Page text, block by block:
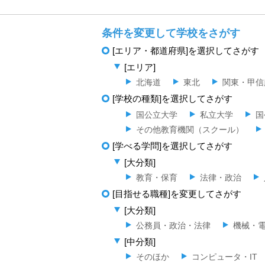
条件を変更して学校をさがす
[エリア・都道府県]を選択してさがす
[エリア]
北海道 東北 関東・甲
[学校の種類]を選択してさがす
国公立大学 私立大学
その他教育機関（スクール）
[学べる学問]を選択してさがす
[大分類]
教育・保育 法律・政治
[目指せる職種]を変更してさがす
[大分類]
公務員・政治・法律 機械・
[中分類]
そのほか コンピュータ・IT